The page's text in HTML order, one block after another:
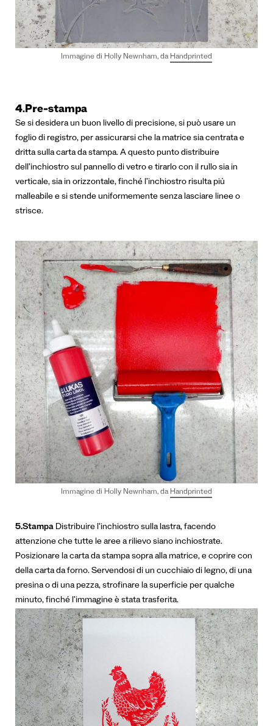
Immagine di Holly Newnham, daHandprinted
4.Pre-stampa
Se si desidera un buon livello di precisione, si può usare un
foglio di registro, per assicurarsi che la matrice sia centrata e
dritta sulla carta da stampa.A questo punto distribuire
dell’inchiostro sul pannello di vetro e tirarlo con il rullo sia in
verticale, sia in orizzontale, finché l’inchiostro risulta più
malleabile e si stende uniformemente senza lasciare linee o
strisce.
Immagine di Holly Newnham, daHandprinted
5.Stampa Distribuire l’inchiostro sulla lastra, facendo
attenzione che tutte le aree a rilievo siano inchiostrate.
Posizionare la carta da stampa sopra alla matrice, e coprire con
della carta da forno. Servendosi di un cucchiaio di legno, di una
presina o di una pezza, strofinare la superficie per qualche
minuto, finché l’immagine è stata trasferita.